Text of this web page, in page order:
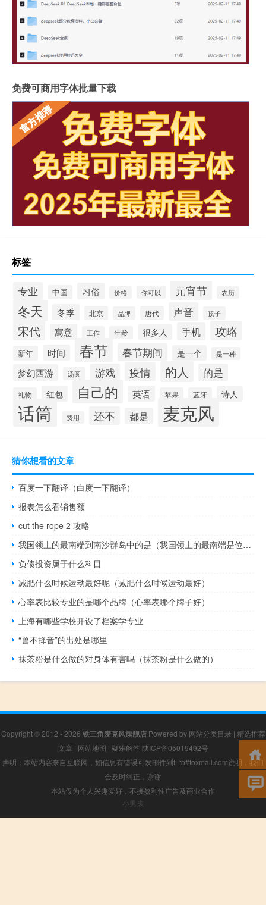
免费可商用字体批量下载
标签
专业 中国 习俗 价格 你可以 元宵节 农历
冬天 冬季 北京 品牌 唐代 声音 孩子
宋代 寓意 工作 年龄 很多人 手机 攻略
新年 时间 春节 春节期间 是一个 是一种
梦幻西游 汤圆 游戏 疫情 的人 的是
礼物 红包 自己的 英语 苹果 蓝牙 诗人
话筒 费用 还不 都是 麦克风
猜你想看的文章
百度一下翻译（白度一下翻译）
报表怎么看销售额
cut the rope 2 攻略
我国领土的最南端到南沙群岛中的是（我国领土的最南端是位于南沙群岛中的）
负债投资属于什么科目
减肥什么时候运动最好呢（减肥什么时候运动最好）
心率表比较专业的是哪个品牌（心率表哪个牌子好）
上海有哪些学校开设了档案学专业
“兽不择音”的出处是哪里
抹茶粉是什么做的对身体有害吗（抹茶粉是什么做的）
Copyright © 2012 - 2026 铁三角麦克风旗舰店Powered by 网站分类目录 | 精选推荐
文章 | 网站地图 | 疑难解答 陕ICP备05019492号
声明：本站内容来自互联网，如信息有错误可发邮件到f_fb#foxmail.com说明，我们
会及时纠正，谢谢
本站仅为个人兴趣爱好，不接盈利性广告及商业合作
小男孩